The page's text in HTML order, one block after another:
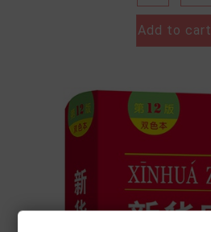
Add to cart